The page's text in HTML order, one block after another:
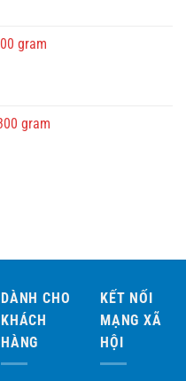
gram
gram
DÀNH CHO
KHÁCH
HÀNG
KẾT NỐI
MẠNG XÃ
HỘI